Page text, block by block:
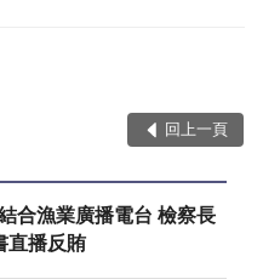
回上一頁
合漁業廣播電台 檢察長
直播反賄